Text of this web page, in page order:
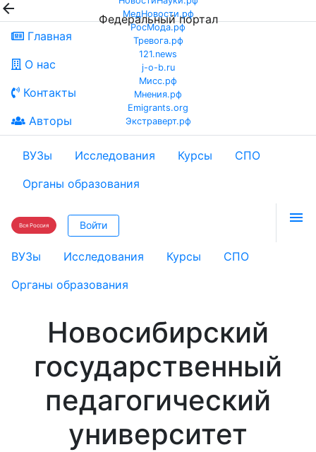
Федеральный портал

Главная
О нас
Контакты
Авторы
МедНовости.рф
РосМода.рф
Тревога.рф
121.news
j-o-b.ru
Мисс.рф
Мнения.рф
Emigrants.org
Экстраверт.рф
ВУЗы Исследования Курсы
СПО
Органы образования
Вся Россия Войти 
ВУЗы Исследования Курсы
СПО
Органы образования
Новосибирский
государственный
педагогический
университет